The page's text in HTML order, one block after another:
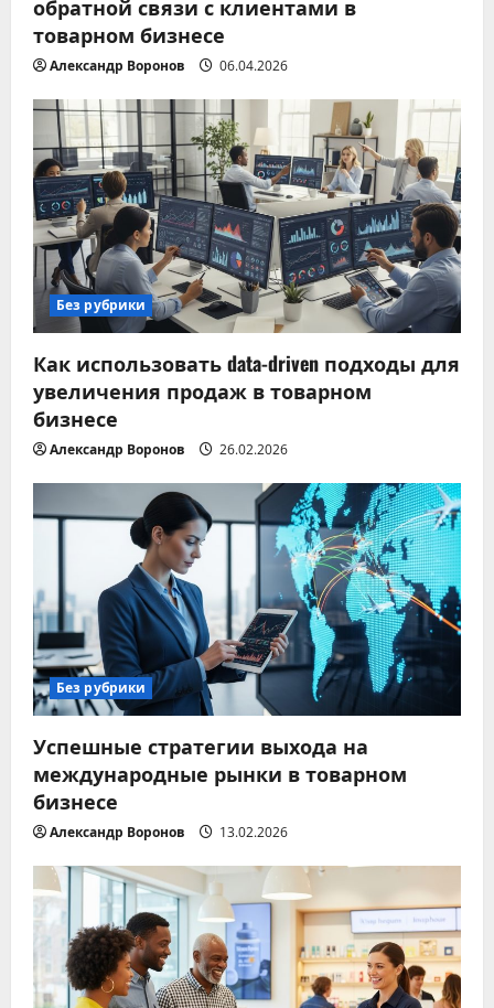
обратной связи с клиентами в
товарном бизнесе
Александр Воронов 06.04.2026
Без рубрики
Как использовать data-driven подходы для
увеличения продаж в товарном
бизнесе
Александр Воронов 26.02.2026
Без рубрики
Успешные стратегии выхода на
международные рынки в товарном
бизнесе
Александр Воронов 13.02.2026